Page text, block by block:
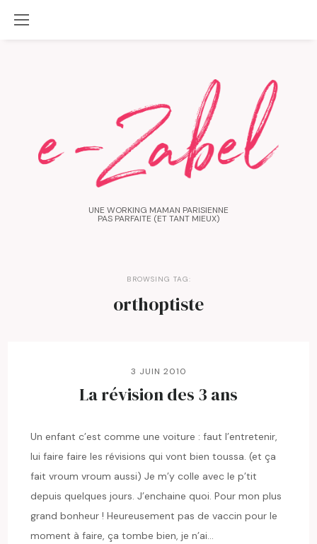
UNE WORKING MAMAN PARISIENNE
PAS PARFAITE (ET TANT MIEUX)
BROWSING TAG:
orthoptiste
3 JUIN 2010
La révision des 3 ans
Un enfant c’est comme une voiture : faut l’entretenir,
lui faire faire les révisions qui vont bien toussa. (et ça
fait vroum vroum aussi) Je m’y colle avec le p’tit
depuis quelques jours. J’enchaine quoi. Pour mon plus
grand bonheur ! Heureusement pas de vaccin pour le
moment à faire, ça tombe bien, je n’ai…